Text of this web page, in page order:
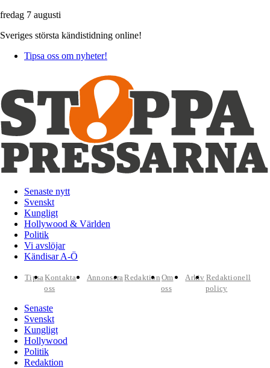
fredag 7 augusti
Sveriges största kändistidning online!
Tipsa oss om nyheter!
Senaste nytt
Svenskt
Kungligt
Hollywood & Världen
Politik
Vi avslöjar
Kändisar A-Ö
TipsaKontakta
oss
AnnonseraRedaktion Om
oss
Arkiv Redaktionell
policy
Senaste
Svenskt
Kungligt
Hollywood
Politik
Redaktion